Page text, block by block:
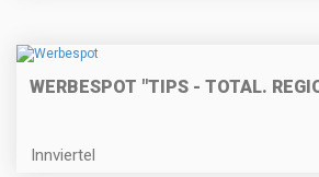
WERBESPOT "TIPS - TOTAL.
Innviertel